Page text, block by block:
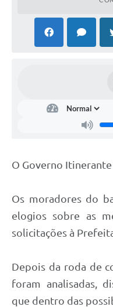
O Governo
Os moradores do
elogios sobre as
solicitações à
Depois da roda de
foram analisadas,
que dentro das